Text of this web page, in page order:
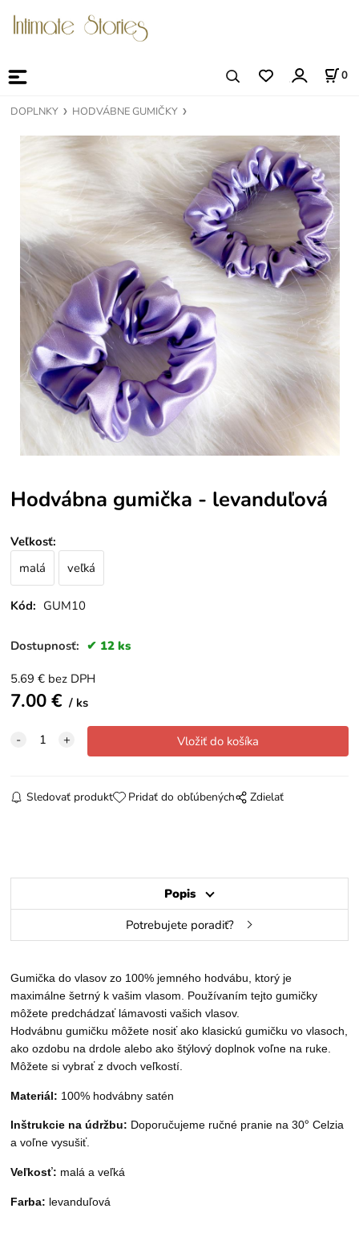
0
DOPLNKY HODVÁBNE GUMIČKY
Hodvábna gumička - levanduľová
Veľkosť:
malá
veľká
Kód: GUM10
Dostupnosť: 12 ks
5.69 € bez DPH
7.00€ ks
Sledovať produkt Pridať do obľúbených Zdielať
Popis
Potrebujete poradiť?
Gumička do vlasov zo 100% jemného hodvábu, ktorý je
maximálne šetrný k vašim vlasom. Používaním tejto gumičky
môžete predchádzať lámavosti vašich vlasov.
Hodvábnu gumičku môžete nosiť ako klasickú gumičku vo vlasoch,
ako ozdobu na drdole alebo ako štýlový doplnok voľne na ruke.
Môžete si vybrať z dvoch veľkostí.
Materiál: 100% hodvábny satén
Inštrukcie na údržbu: Doporučujeme ručné pranie na 30°Celzia
a voľne vysušiť.
Veľkosť: malá a veľká
Farba: levanduľová